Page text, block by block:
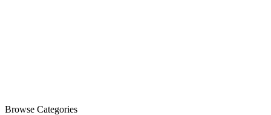
Browse Categories